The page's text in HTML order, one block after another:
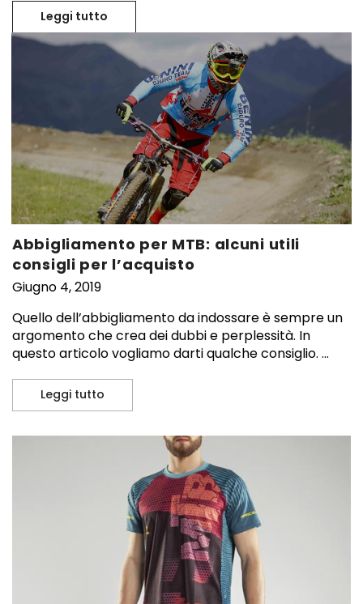
Leggi tutto
Abbigliamento per MTB: alcuni utili
consigli per l’acquisto
Giugno 4, 2019
Quello dell’abbigliamento da indossare è sempre un
argomento che crea dei dubbi e perplessità. In
questo articolo vogliamo darti qualche consiglio. ...
Leggi tutto